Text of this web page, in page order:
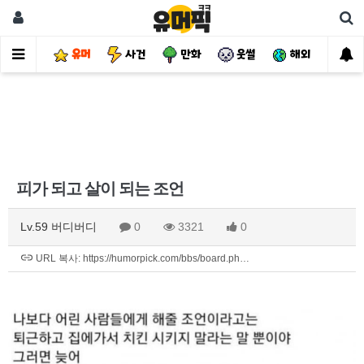
유머 사건 만화 웃썰 해외 핫
피가 되고 살이 되는 조언
Lv.59 버디버디 0 3321 0
URL 복사: https://humorpick.com/bbs/board.ph…